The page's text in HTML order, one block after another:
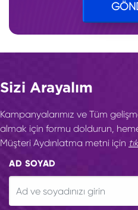
Sizi Arayalım
Kampanyalarımız ve Tüm
almak için formu doldurun,
Müşteri Aydınlatma metni için
AD SOYAD